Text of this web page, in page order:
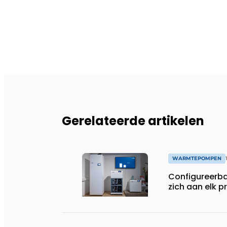
Gerelateerde artikelen
WARMTEPOMPEN
zich aan elk